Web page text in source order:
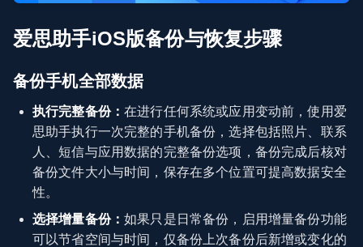
爱思助手iOS版备份与恢复步骤
备份手机全部数据
执行完整备份：在进行任何系统或应用变动前，使用爱
思助手执行一次完整的手机备份，选择包括照片、联系
人、短信与应用数据的完整备份选项，备份完成后核对
备份文件大小与时间，保存在多个位置可提高数据安全
性。
选择增量备份：如果只是日常备份，启用增量备份功能
可以节省空间与时间，仅备份上次备份后新增或变化的